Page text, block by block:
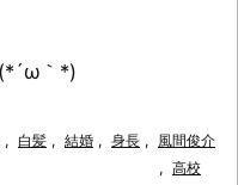
｀*)
, 白髪 , 結婚 , 身長 , 風間俊介
, 高校